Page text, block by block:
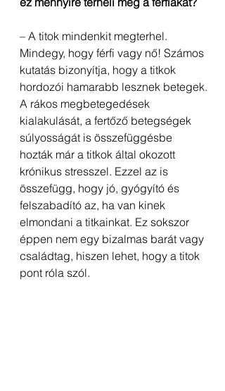
– A titok mindenkit megterhel.
Mindegy, hogy férfi vagy nő! Számos
kutatás bizonyítja, hogy a titkok
hordozói hamarabb lesznek betegek.
A rákos megbetegedések
kialakulását, a fertőző betegségek
súlyosságát is összefüggésbe
hozták már a titkok által okozott
krónikus stresszel. Ezzel az is
összefügg, hogy jó, gyógyító és
felszabadító az, ha van kinek
elmondani a titkainkat. Ez sokszor
éppen nem egy bizalmas barát vagy
családtag, hiszen lehet, hogy a titok
pont róla szól.